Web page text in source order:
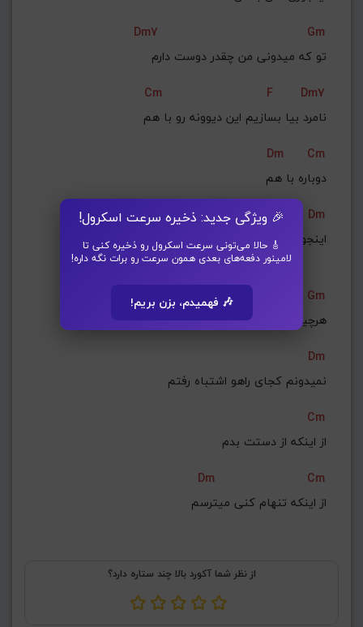
🎉 ویژگی جدید: ذخیره سرعت اسکرول!
🎸 حالا می‌تونی سرعت اسکرول رو ذخیره کنی تا
لامینور دفعه‌های بعدی همون سرعت رو برات نگه داره!
🎶 فهمیدم، بزن بریم!
Dm7
Gm
تو که میدونی من چقدر دوست دارم
Cm
F
Dm7
نامرد بیا بسازیم این دیوونه رو با هم
Dm
Cm
دوباره با هم
Gm
Dm
اینجوری نکن با من
Gm
هرچیکه اومدم جلو تو دور شدی از من
Dm
نمیدونم کجای راهو اشتباه رفتم
Cm
از اینکه از دستت بدم
Dm
Cm
از اینکه تنهام کنی میترسم
از نظر شما آکورد بالا چند ستاره دارد؟